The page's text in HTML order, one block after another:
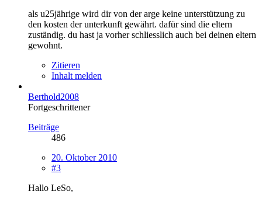
als u25jährige wird dir von der arge keine unterstützung zu
den kosten der unterkunft gewährt. dafür sind die eltern
zuständig. du hast ja vorher schliesslich auch bei deinen eltern
gewohnt.
Zitieren
Inhalt melden
Berthold2008
Fortgeschrittener
Beiträge
486
20. Oktober 2010
#3
Hallo LeSo,